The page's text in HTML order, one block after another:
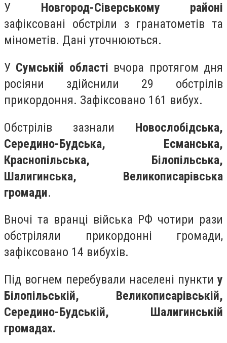
У Новгород-Сіверському районі
зафіксовані обстріли з гранатометів та
мінометів. Дані уточнюються.
У Сумській області вчора протягом дня
росіяни здійснили 29 обстрілів
прикордоння. Зафіксовано 161 вибух.
Обстрілів зазнали Новослобідська,
Середино-Будська, Есманська,
Краснопільська, Білопільська,
Шалигинська, Великописарівська
громади.
Вночі та вранці війська РФ чотири рази
обстріляли прикордонні громади,
зафіксовано 14 вибухів.
Під вогнем перебували населені пункти у
Білопільській, Великописарівській,
Середино-Будській, Шалигинській
громадах.